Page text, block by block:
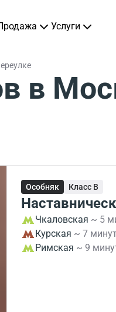
Услуги
в
Особняк Класс B
Чкаловская ~ 5
Курская ~ 7
Римская ~ 9